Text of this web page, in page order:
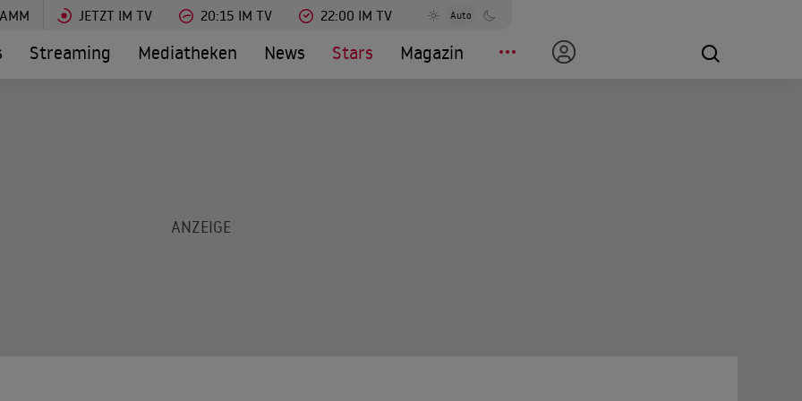
JETZT IM TV 20:15 IM TV 22:00 IM TV Auto
Streaming Mediatheken News Stars Magazin